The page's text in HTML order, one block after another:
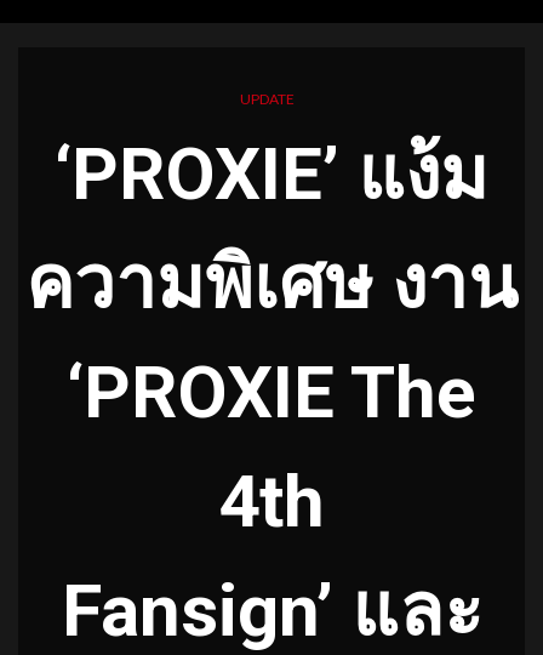
UPDATE
‘PROXIE’ แง้ม
ความพิเศษ งาน
‘PROXIE The
4th
Fansign’ และ